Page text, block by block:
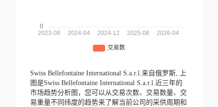
Swiss Bellefontaine International S.a.r.l.来自俄罗斯,
上
图是Swiss Bellefontaine International S.a.r.l.近三年的
市场趋势分析图，您可以从交易次数、交易数量、交
易重量不同纬度的趋势来了解当前公司的采供周期和